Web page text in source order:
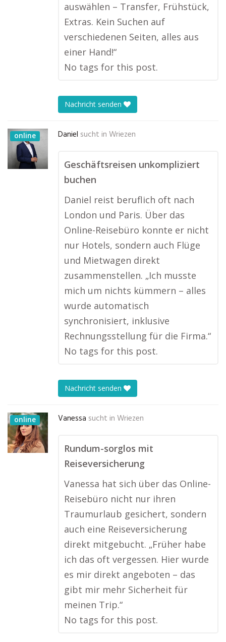
auswählen – Transfer, Frühstück,
Extras. Kein Suchen auf
verschiedenen Seiten, alles aus
einer Hand!“
No tags for this post.
Nachricht senden
online Daniel sucht in Wriezen
Geschäftsreisen unkompliziert
buchen
Daniel reist beruflich oft nach
London und Paris. Über das
Online-Reisebüro konnte er nicht
nur Hotels, sondern auch Flüge
und Mietwagen direkt
zusammenstellen. „Ich musste
mich um nichts kümmern – alles
wurde automatisch
synchronisiert, inklusive
Rechnungsstellung für die Firma.“
No tags for this post.
Nachricht senden
online Vanessa sucht in Wriezen
Rundum-sorglos mit
Reiseversicherung
Vanessa hat sich über das Online-
Reisebüro nicht nur ihren
Traumurlaub gesichert, sondern
auch eine Reiseversicherung
direkt mitgebucht. „Früher habe
ich das oft vergessen. Hier wurde
es mir direkt angeboten – das
gibt mir mehr Sicherheit für
meinen Trip.“
No tags for this post.